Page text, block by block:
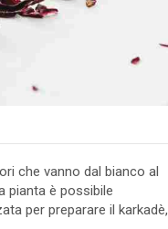
che vanno dal bianco al
pianta è possibile
per preparare il karkadè,